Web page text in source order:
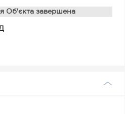
Об'єкта завершена